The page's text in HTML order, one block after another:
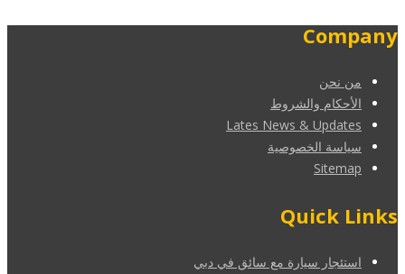
Company
من نحن
الأحكام والشروط
Lates News & Updates
سياسة الخصوصية
Sitemap
Quick Links
استئجار سيارة مع سائق في دبي